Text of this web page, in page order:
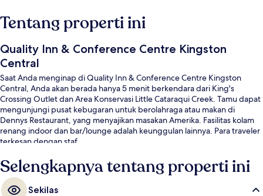
Tentang properti ini
Quality Inn & Conference Centre Kingston
Central
Saat Anda menginap di Quality Inn & Conference Centre Kingston
Central, Anda akan berada hanya 5 menit berkendara dari King's
Crossing Outlet dan Area Konservasi Little Cataraqui Creek. Tamu dapat
mengunjungi pusat kebugaran untuk berolahraga atau makan di
Dennys Restaurant, yang menyajikan masakan Amerika. Fasilitas kolam
renang indoor dan bar/lounge adalah keunggulan lainnya. Para traveler
terkesan dengan staf.
Selengkapnya tentang properti ini
Sekilas